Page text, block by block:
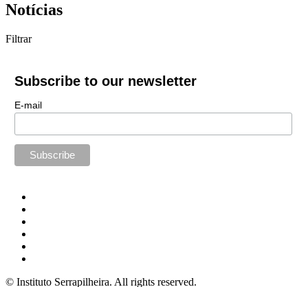
Notícias
Filtrar
Subscribe to our newsletter
E-mail
© Instituto Serrapilheira. All rights reserved.